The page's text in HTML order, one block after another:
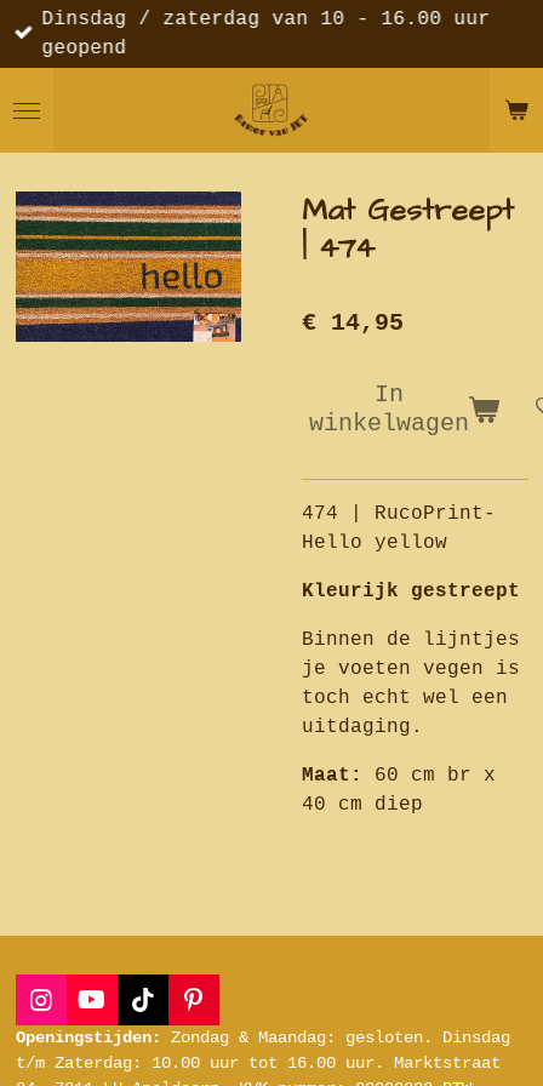
Ga
direct
de
Dinsdag / zaterdag van 10 - 16.00 uur
geopend
Mat Gestreept
| 474
€ 14,95
In
winkelwagen
474 | RucoPrint-
Hello yellow
Kleurijk gestreept
Binnen de lijntjes
je voeten vegen is
toch echt wel een
uitdaging.
Maat:
60 cm br x
40 cm diep
I
n
s
Y
o
u
T
T
i
P
i
n
Openingstijden: Zondag & Maandag: gesloten.
Dinsdag
t/m Zaterdag: 10.00 uur tot 16.00 uur. Marktstraat